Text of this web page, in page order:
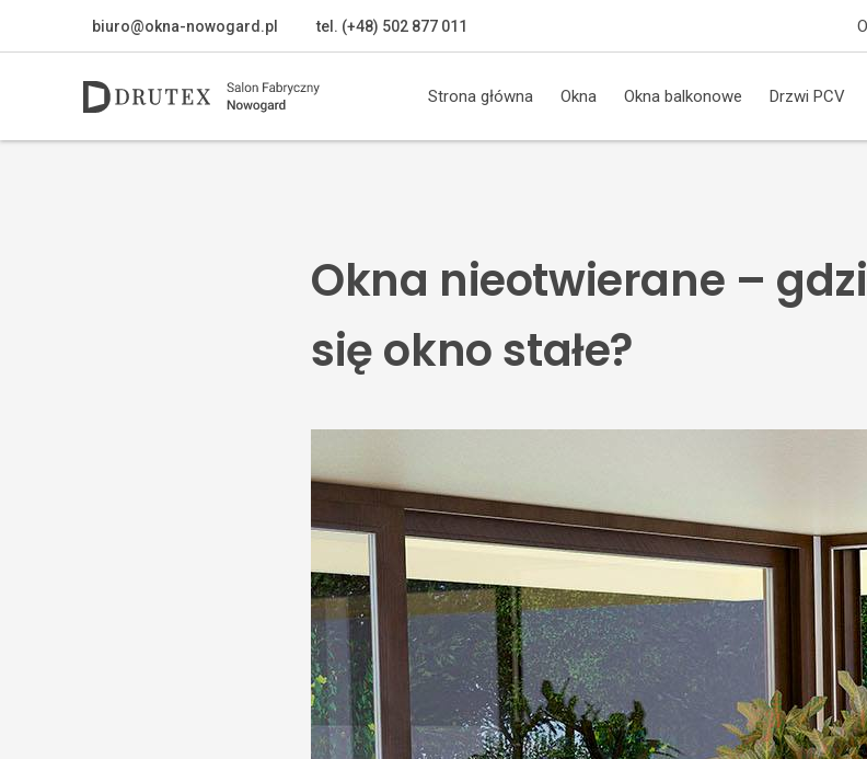
biuro@okna-nowogard.pl tel. (+48) 502 877 011
Strona główna Okna Okna balkonowe Drzwi PCV
Okna nieotwierane –
się okno stałe?